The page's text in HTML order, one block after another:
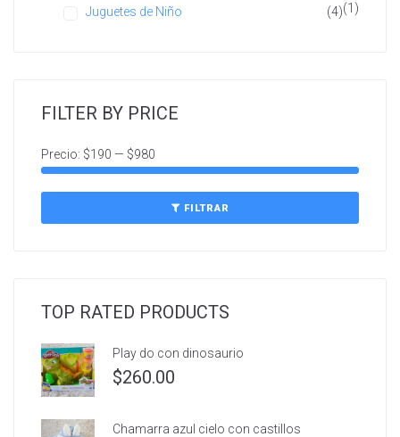
(1)
Juguetes de Niño (4)
FILTER BY PRICE
FILTRAR
Precio: $190 — $980
TOP RATED PRODUCTS
Play do con dinosaurio
$260.00
Chamarra azul cielo con castillos